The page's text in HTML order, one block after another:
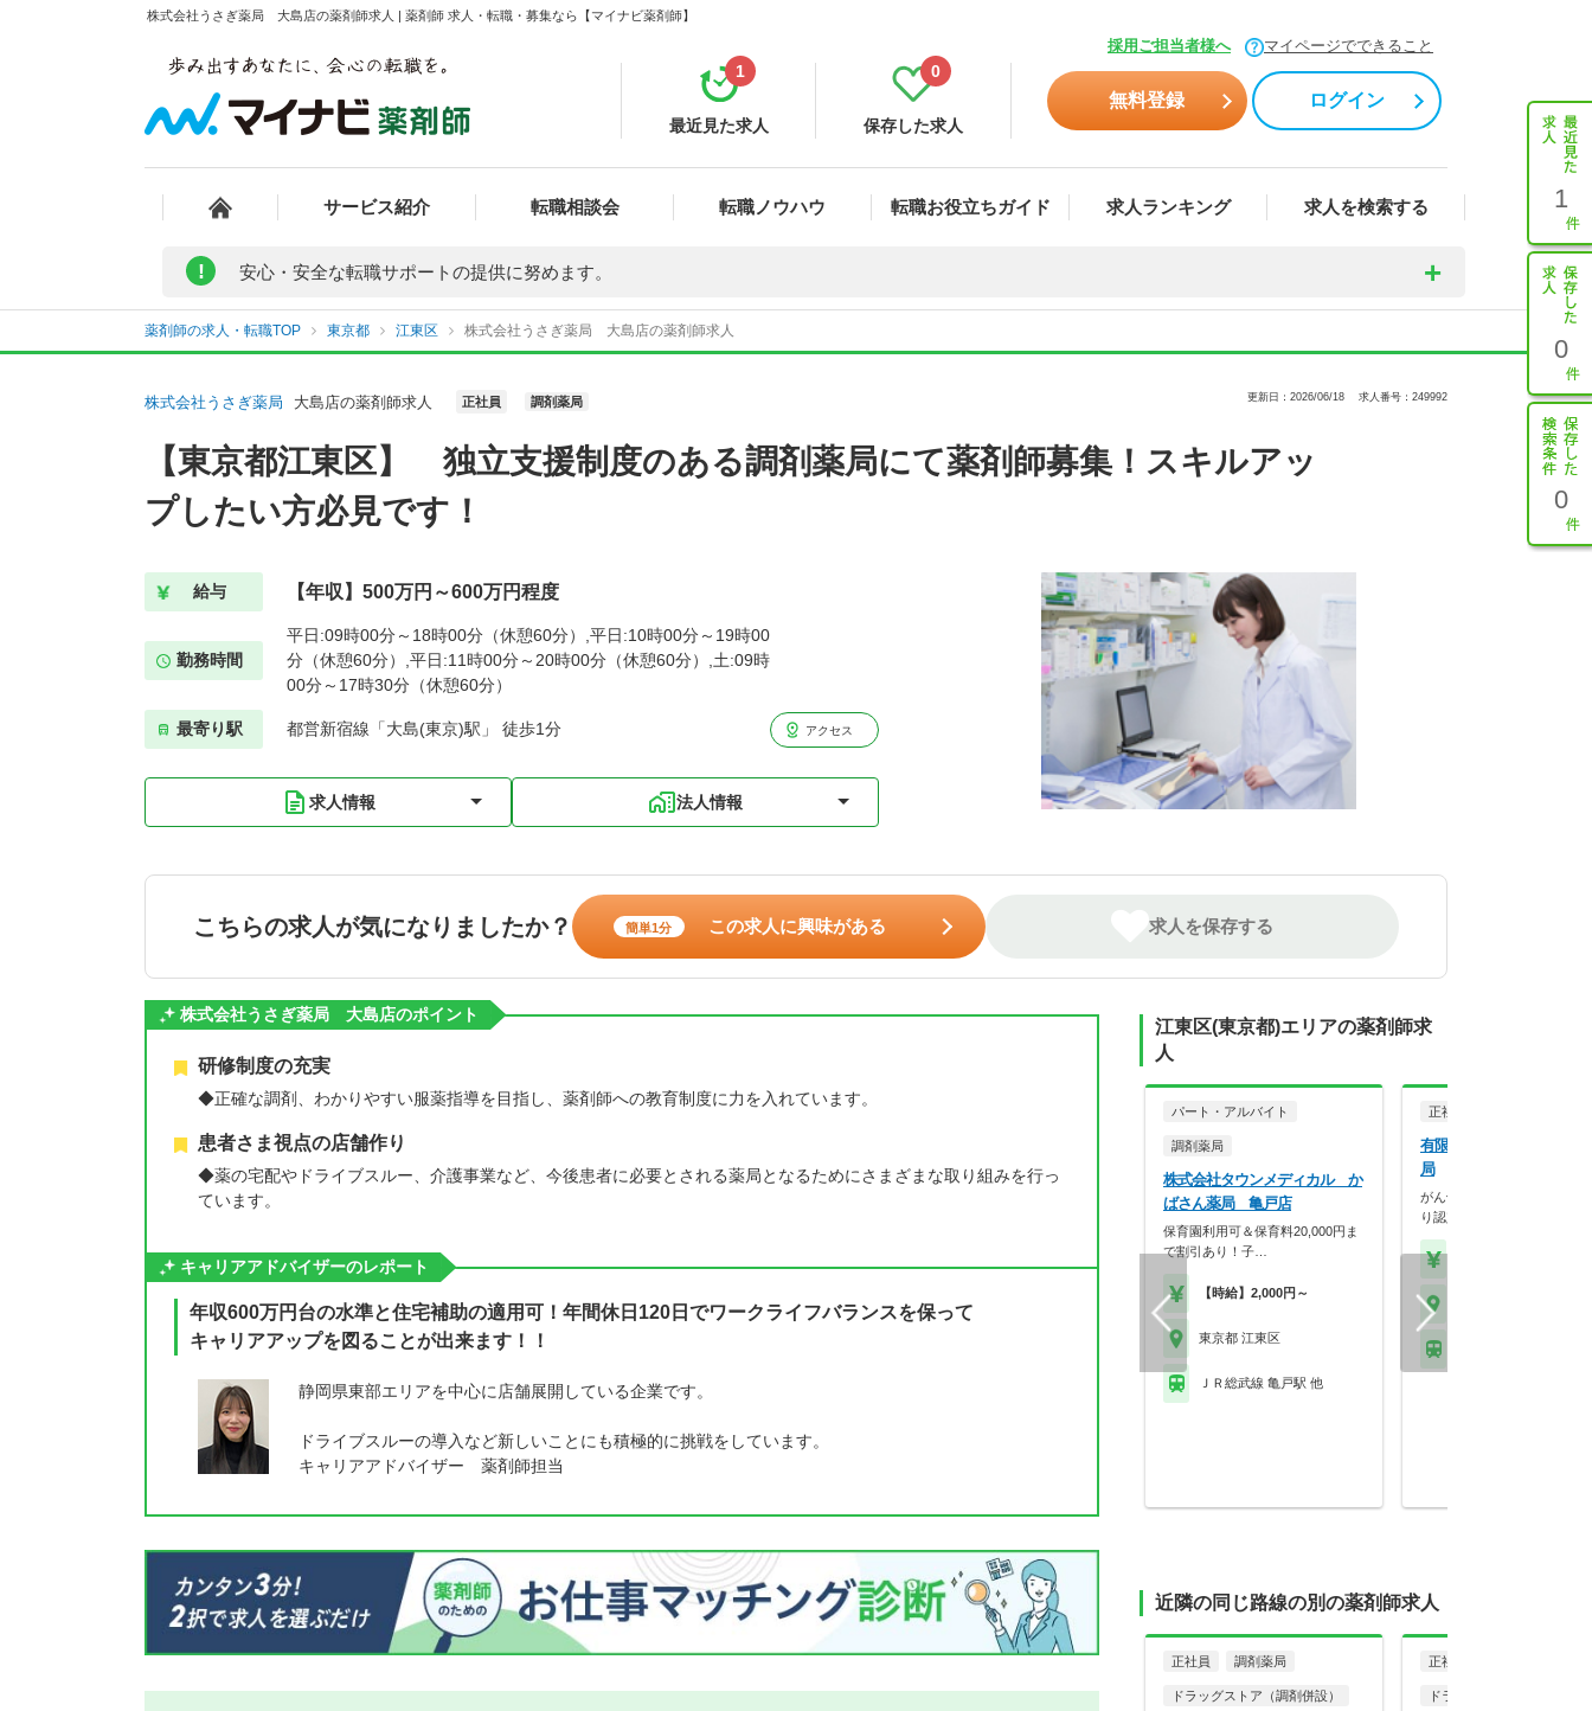
株式会社うさぎ薬局 大島店の薬剤師求人 | 薬剤師 求人・転職・募集なら【マイナビ薬剤師】
採用ご担当者様へ マイページでできること
最近見た求人
1
保存した求人
0
無料登録 ログイン
サービス紹介 転職相談会 転職ノウハウ 転職お役立ちガイド 求人ランキング 求人を検索する 1
0
0
! 安心・安全な転職サポートの提供に努めます。
薬剤師の求人・転職TOP 東京都 江東区 株式会社うさぎ薬局 大島店の薬剤師求人
株式会社うさぎ薬局 大島店の薬剤師求人 正社員 調剤薬局 更新日：2026/06/18 求人番号：249992
【東京都江東区】 独立支援制度のある調剤薬局にて薬剤師募集！スキルアッ
プしたい方必見です！
給与 【年収】500万円～600万円程度
勤務時間
平日:09時00分～18時00分（休憩60分）,平日:10時00分～19時00
分（休憩60分）,平日:11時00分～20時00分（休憩60分）,土:09時
00分～17時30分（休憩60分）
最寄り駅 都営新宿線「大島(東京)駅」 徒歩1分 アクセス
求人情報 法人情報
こちらの求人が気になりましたか？ 簡単1分 この求人に興味がある 求人を保存する
株式会社うさぎ薬局 大島店のポイント
研修制度の充実
◆正確な調剤、わかりやすい服薬指導を目指し、薬剤師への教育制度に力を入れています。
患者さま視点の店舗作り
◆薬の宅配やドライブスルー、介護事業など、今後患者に必要とされる薬局となるためにさまざまな取り組みを行っ
ています。
キャリアアドバイザーのレポート
年収600万円台の水準と住宅補助の適用可！年間休日120日でワークライフバランスを保って
キャリアアップを図ることが出来ます！！
静岡県東部エリアを中心に店舗展開している企業です。
ドライブスルーの導入など新しいことにも積極的に挑戦をしています。
キャリアアドバイザー 薬剤師担当
江東区(東京都)エリアの薬剤師求
人
パート・アルバイト
調剤薬局
株式会社タウンメディカル か
ばさん薬局 亀戸店
保育園利用可＆保育料20,000円ま
で割引あり！子…
【時給】2,000円～
東京都 江東区
ＪＲ総武線 亀戸駅 他
正社員
有限会社江東調剤薬局
局
がん領域の処方に携わる機会
り認定資格やこれまで…
近隣の同じ路線の別の薬剤師求人
正社員 調剤薬局
ドラッグストア（調剤併設）
正社員
ドラッグストア（調剤併設